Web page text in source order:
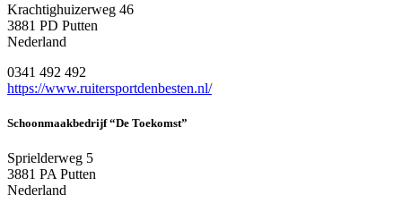
Krachtighuizerweg 46
3881 PD Putten
Nederland
0341 492 492
https://www.ruitersportdenbesten.nl/
Schoonmaakbedrijf “De Toekomst”
Sprielderweg 5
3881 PA Putten
Nederland